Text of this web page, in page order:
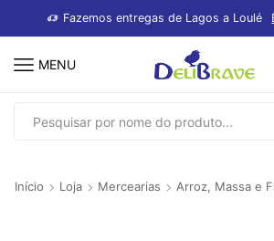
Fazemos entregas de Lagos a Loulé
MENU
SEARCH
Início Loja Mercearias Arroz, Massa e